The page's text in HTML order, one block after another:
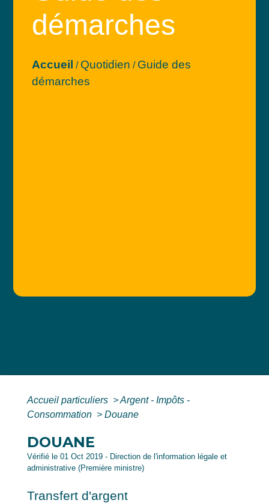
démarches
Accueil / Quotidien / Guide des
démarches
Accueil particuliers >Argent - Impôts -
Consommation > Douane
DOUANE
Vérifié le 01 Oct 2019 - Direction de l'information légale et
administrative (Première ministre)
Transfert d'argent